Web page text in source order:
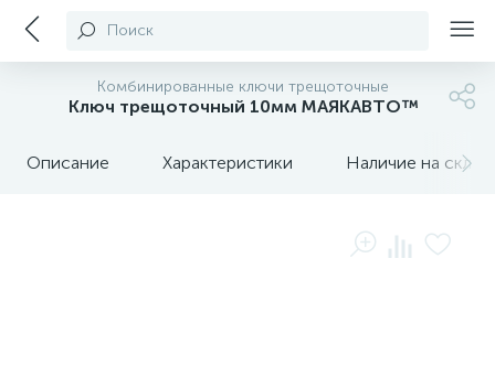
Поиск
Комбинированные ключи трещоточные
Ключ трещоточный 10мм МАЯКАВТО™
Описание Характеристики Наличие на